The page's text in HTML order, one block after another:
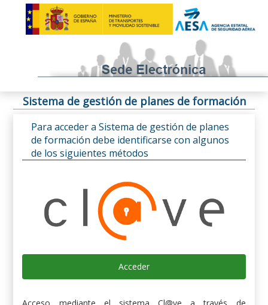
Sistema de gestión de planes de formación
Para acceder a Sistema de gestión de planes
de formación debe identificarse con algunos
de los siguientes métodos
Acceder